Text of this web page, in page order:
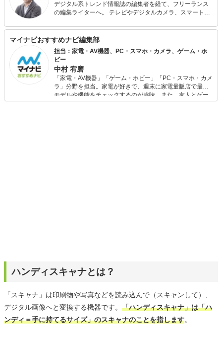
デジタル系トレンド情報誌の編集者を経て、フリーランス
の編集ライターへ。 テレビやデジタルカメラ、スマートフ
電専門サイト『家電 Watch』の編集記者でもある。
マイナビおすすめナビ編集部
担当：家電・AV機器、PC・スマホ・カメラ、ゲーム・ホ
ビー
中村 宥磨
「家電・AV機器」「ゲーム・ホビー」「PC・スマホ・カメ
ラ」分野を担当。家電が好きで、週末に家電量販店で最新
モデルや機能をチェックするのが趣味。また、友人とゲー
ムを楽しみながら、新作タイトルやイベント情報もいち早
ハンディスキャナとは？
「スキャナ」は印刷物や写真などを読み込んで（スキャンして）、
デジタル画像へと変換する機器です。 「ハンディスキャナ」は「ハ
ンディ＝手に持てるサイズ」のスキャナのことを指します。